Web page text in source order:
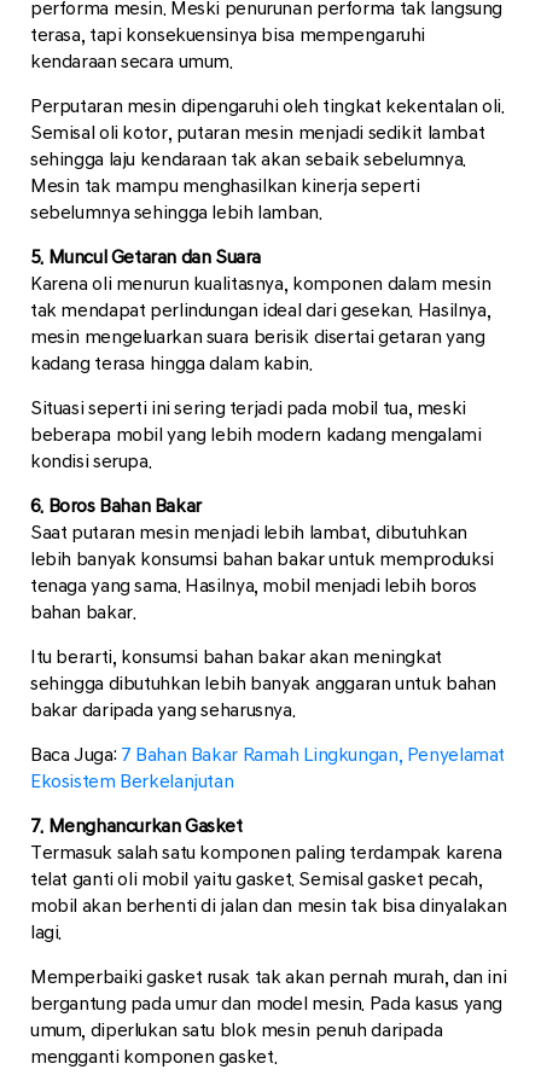
performa mesin. Meski penurunan performa tak langsung
terasa, tapi konsekuensinya bisa mempengaruhi
kendaraan secara umum.
Perputaran mesin dipengaruhi oleh tingkat kekentalan oli.
Semisal oli kotor, putaran mesin menjadi sedikit lambat
sehingga laju kendaraan tak akan sebaik sebelumnya.
Mesin tak mampu menghasilkan kinerja seperti
sebelumnya sehingga lebih lamban.
5. Muncul Getaran dan Suara
Karena oli menurun kualitasnya, komponen dalam mesin
tak mendapat perlindungan ideal dari gesekan. Hasilnya,
mesin mengeluarkan suara berisik disertai getaran yang
kadang terasa hingga dalam kabin.
Situasi seperti ini sering terjadi pada mobil tua, meski
beberapa mobil yang lebih modern kadang mengalami
kondisi serupa.
6. Boros Bahan Bakar
Saat putaran mesin menjadi lebih lambat, dibutuhkan
lebih banyak konsumsi bahan bakar untuk memproduksi
tenaga yang sama. Hasilnya, mobil menjadi lebih boros
bahan bakar.
Itu berarti, konsumsi bahan bakar akan meningkat
sehingga dibutuhkan lebih banyak anggaran untuk bahan
bakar daripada yang seharusnya.
Baca Juga: 7 Bahan Bakar Ramah Lingkungan, Penyelamat
Ekosistem Berkelanjutan
7. Menghancurkan Gasket
Termasuk salah satu komponen paling terdampak karena
telat ganti oli mobil yaitu gasket. Semisal gasket pecah,
mobil akan berhenti di jalan dan mesin tak bisa dinyalakan
lagi.
Memperbaiki gasket rusak tak akan pernah murah, dan ini
bergantung pada umur dan model mesin. Pada kasus yang
umum, diperlukan satu blok mesin penuh daripada
mengganti komponen gasket.